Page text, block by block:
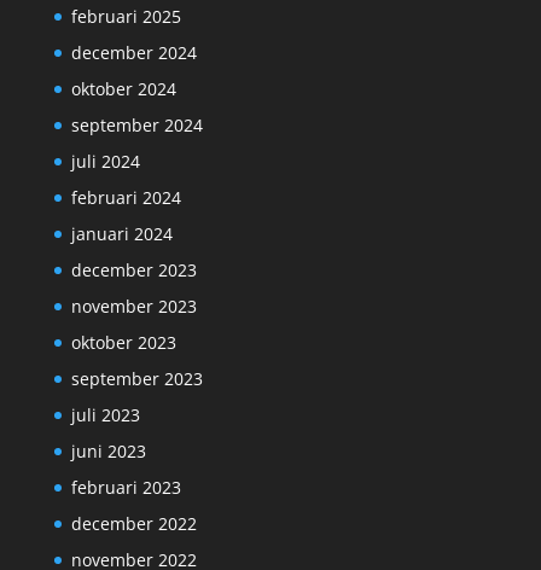
februari 2025
december 2024
oktober 2024
september 2024
juli 2024
februari 2024
januari 2024
december 2023
november 2023
oktober 2023
september 2023
juli 2023
juni 2023
februari 2023
december 2022
november 2022